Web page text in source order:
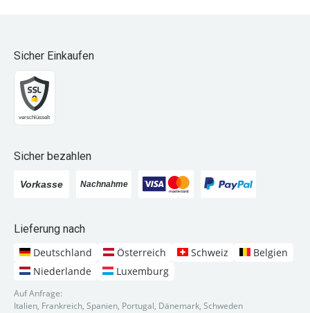
Sicher Einkaufen
Sicher bezahlen
Lieferung nach
Deutschland
Österreich Schweiz
Belgien
Niederlande
Luxemburg
Auf Anfrage:
Italien, Frankreich, Spanien, Portugal, Dänemark, Schweden